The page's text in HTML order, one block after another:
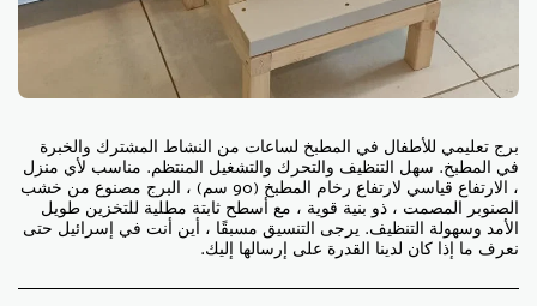
برج تعليمي للأطفال في المطبخ لساعات من النشاط المشترك والخبرة
في المطبخ. سهل التنظيف والتحرك والتشغيل المنتظم. مناسب لأي منزل
، الارتفاع قياسي لارتفاع رخام المطبخ (90 سم) ، البرج مصنوع من خشب
الصنوبر المصمت ، ذو بنية قوية ، مع أسطح ثابتة مطلية للتخزين طويل
الأمد وسهولة التنظيف. يرجى التنسيق مسبقًا ، أين أنت في إسرائيل حتى
نعرف ما إذا كان لدينا القدرة على إرسالها إليك.